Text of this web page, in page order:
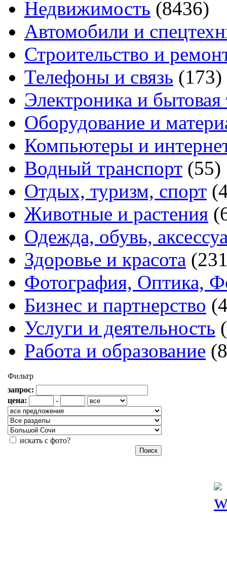
Недвижимость (8436)
Автомобили и
Строительство и
Телефоны и связь (173)
Электроника и бытовая
Оборудование и
Компьютеры и
Водный транспорт (55)
Отдых, туризм, спорт
Животные и растения
Одежда, обувь,
Здоровье и красота
Фотография, Оптика,
Бизнес и партнерство
Услуги и деятельность
Работа и образование
Фильтр
запрос:
цена:
-
искать с фото?